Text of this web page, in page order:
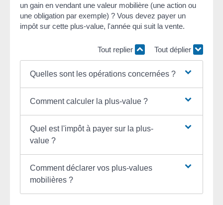
un gain en vendant une valeur mobilière (une action ou
une obligation par exemple) ? Vous devez payer un
impôt sur cette plus-value, l'année qui suit la vente.
Tout replier Tout déplier
Quelles sont les opérations concernées ?
Comment calculer la plus-value ?
Quel est l'impôt à payer sur la plus-
value ?
Comment déclarer vos plus-values
mobilières ?